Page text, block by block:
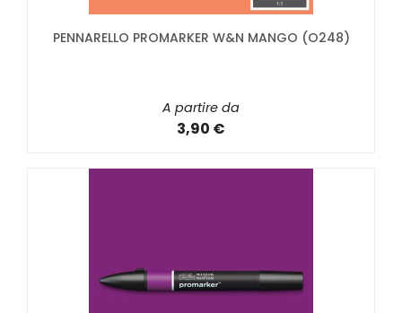
PENNARELLO PROMARKER W&N MANGO (O248)
A partire da
3,90 €